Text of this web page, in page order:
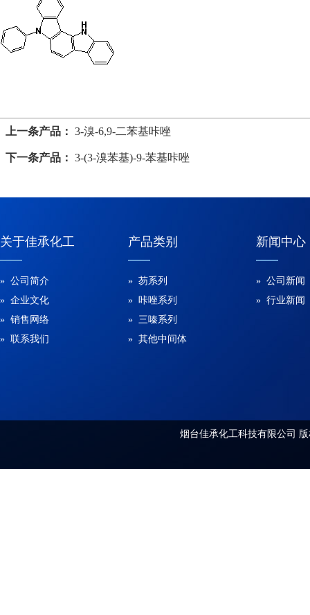
上一条产品： 3-溴-6,9-二苯基咔唑
下一条产品： 3-(3-溴苯基)-9-苯基咔唑
关于佳承化工
» 公司简介
» 企业文化
» 销售网络
» 联系我们
产品类别
» 芴系列
» 咔唑系列
» 三嗪系列
» 其他中间体
新闻中心
» 公司新闻
» 行业新闻
烟台佳承化工科技有限公司